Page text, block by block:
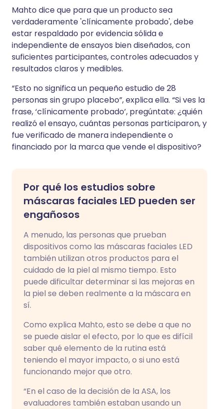
Mahto dice que para que un producto sea
verdaderamente 'clínicamente probado', debe
estar respaldado por evidencia sólida e
independiente de ensayos bien diseñados, con
suficientes participantes, controles adecuados y
resultados claros y medibles.
“Esto no significa un pequeño estudio de 28
personas sin grupo placebo”, explica ella. “Si ves la
frase, ‘clínicamente probado’, pregúntate: ¿quién
realizó el ensayo, cuántas personas participaron, y
fue verificado de manera independiente o
financiado por la marca que vende el dispositivo?
Por qué los estudios sobre
máscaras faciales LED pueden ser
engañosos
A menudo, las personas que prueban
dispositivos como las máscaras faciales LED
también utilizan otros productos para el
cuidado de la piel al mismo tiempo. Esto
puede dificultar determinar si las mejoras en
la piel se deben realmente a la máscara en
sí.
Como explica Mahto, esto se debe a que no
se puede aislar el efecto, por lo que es difícil
saber qué elemento de la rutina está
teniendo el mayor impacto, o si uno está
funcionando mejor que otro.
“En el caso de la decisión de la ASA, los
evaluadores también estaban usando un